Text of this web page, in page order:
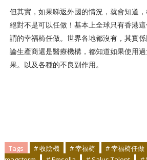
但其實，如果睇返外國的情況，就會知道
絕對不是可以任做！基本上全球只有香港
謂的幸福椅任做。世界各地都沒有，其實
論生產商還是醫療機構，都知道如果使用
果。以及各種的不良副作用。
Tags # 收陰機 # 幸福椅 # 幸福椅任做